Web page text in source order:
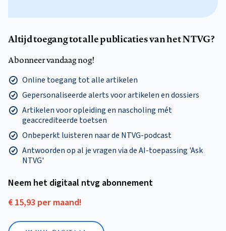
Altijd toegang tot alle publicaties van het NTVG?
Abonneer vandaag nog!
Online toegang tot alle artikelen
Gepersonaliseerde alerts voor artikelen en dossiers
Artikelen voor opleiding en nascholing mét
geaccrediteerde toetsen
Onbeperkt luisteren naar de NTVG-podcast
Antwoorden op al je vragen via de AI-toepassing 'Ask
NTVG'
Neem het digitaal ntvg abonnement
€ 15,93 per maand!